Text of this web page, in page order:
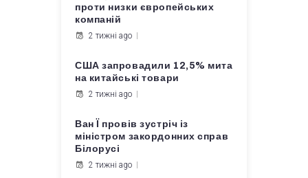
проти низки європейських
компаній
2 тижні ago
США запровадили 12,5% мита
на китайські товари
2 тижні ago
Ван Ї провів зустріч із
міністром закордонних справ
Білорусі
2 тижні ago